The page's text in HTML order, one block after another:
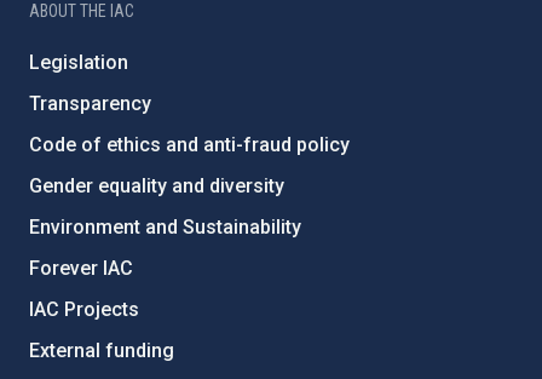
ABOUT THE IAC
Legislation
Transparency
Code of ethics and anti-fraud policy
Gender equality and diversity
Environment and Sustainability
Forever IAC
IAC Projects
External funding